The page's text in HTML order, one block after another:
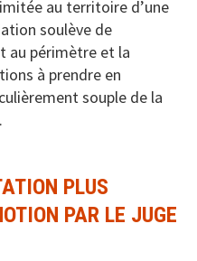
au territoire d’une
soulève de
au périmètre et la
à prendre en
souple de la
PLUS
PAR LE JUGE